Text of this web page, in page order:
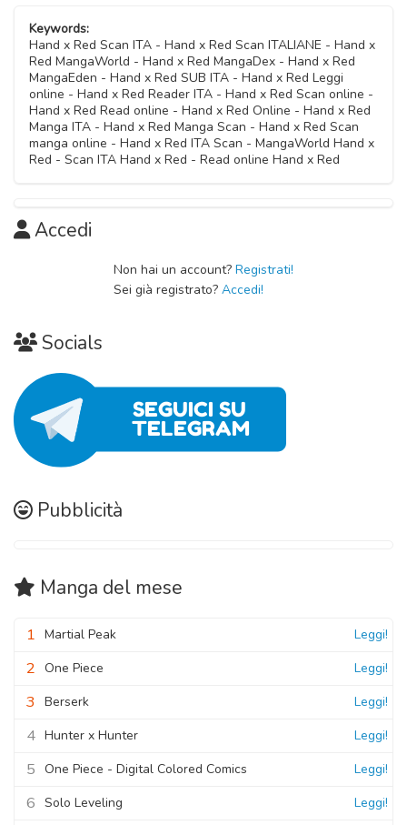
23 Ottobre 2020
Capitolo 10
23 Ottobre 2020
Capitolo 09
Capitolo 07
Capitolo 06
Capitolo 04
23 Ottobre 2020
Capitolo 03
23 Ottobre 2020
Capitolo 01
Keywords:
Hand x Red Scan ITA - Hand x Red Scan ITALIANE - Hand x
Red MangaWorld - Hand x Red MangaDex - Hand x Red
MangaEden - Hand x Red SUB ITA - Hand x Red Leggi
online - Hand x Red Reader ITA - Hand x Red Scan online -
Hand x Red Read online - Hand x Red Online - Hand x Red
Manga ITA - Hand x Red Manga Scan - Hand x Red Scan
manga online - Hand x Red ITA Scan - MangaWorld Hand x
Red - Scan ITA Hand x Red - Read online Hand x Red
Accedi
Non hai un account? Registrati!
Sei già registrato? Accedi!
Socials
Pubblicità
Manga del mese
1 Martial Peak Leggi!
2 One Piece Leggi!
3 Berserk Leggi!
4 Hunter x Hunter Leggi!
5 One Piece - Digital Colored Comics Leggi!
6 Solo Leveling Leggi!